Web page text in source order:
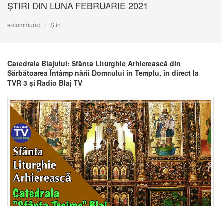
ŞTIRI DIN LUNA FEBRUARIE 2021
e-communio Știri
Catedrala Blajului: Sfânta Liturghie Arhierească din
Sărbătoarea Întâmpinării Domnului în Templu, în direct la
TVR 3 și Radio Blaj TV